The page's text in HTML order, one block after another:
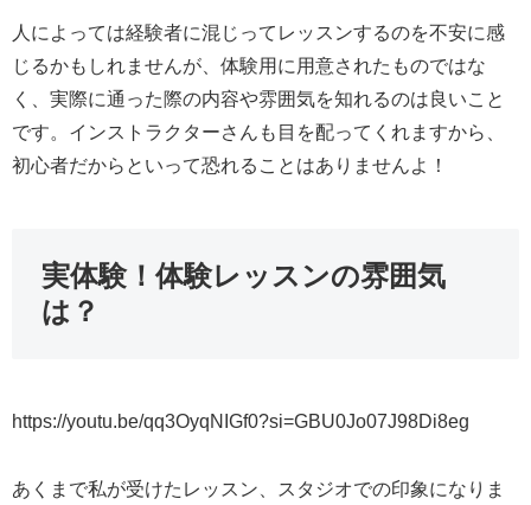
人によっては経験者に混じってレッスンするのを不安に感
じるかもしれませんが、体験用に用意されたものではな
く、実際に通った際の内容や雰囲気を知れるのは良いこと
です。インストラクターさんも目を配ってくれますから、
初心者だからといって恐れることはありませんよ！
実体験！体験レッスンの雰囲気
は？
https://youtu.be/qq3OyqNIGf0?si=GBU0Jo07J98Di8eg
あくまで私が受けたレッスン、スタジオでの印象になりま